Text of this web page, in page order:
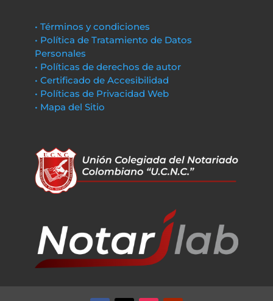
• Términos y condiciones
• Política de Tratamiento de Datos
Personales
• Políticas de derechos de autor
• Certificado de Accesibilidad
• Políticas de Privacidad Web
• Mapa del Sitio